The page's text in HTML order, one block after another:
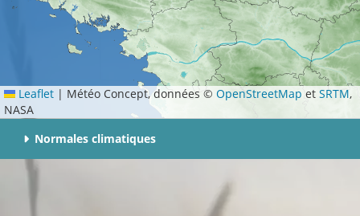
Leaflet | Météo Concept, données ©OpenStreetMap etSRTM,
NASA
Normales climatiques